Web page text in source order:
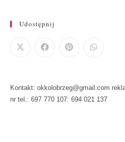
Udostępnij
Kontakt: okkolobrzeg@gmail.com
nr tel.: 697 770 107: 694 021 137